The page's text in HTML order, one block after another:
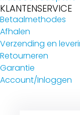
KLANTENSERVICE
Betaalmethodes
Afhalen
Verzending en
Retourneren
Garantie
Account/Inloggen